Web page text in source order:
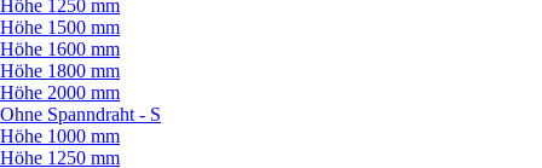
Höhe 1250 mm
Höhe 1500 mm
Höhe 1600 mm
Höhe 1800 mm
Höhe 2000 mm
Ohne Spanndraht - S
Höhe 1000 mm
Höhe 1250 mm